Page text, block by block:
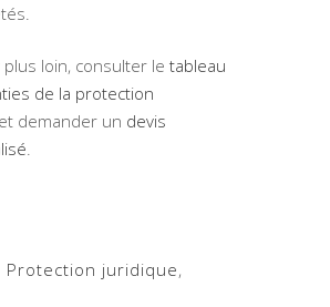
plus loin, consulter le tableau
de la protection
et demander un devis
Protection juridique,